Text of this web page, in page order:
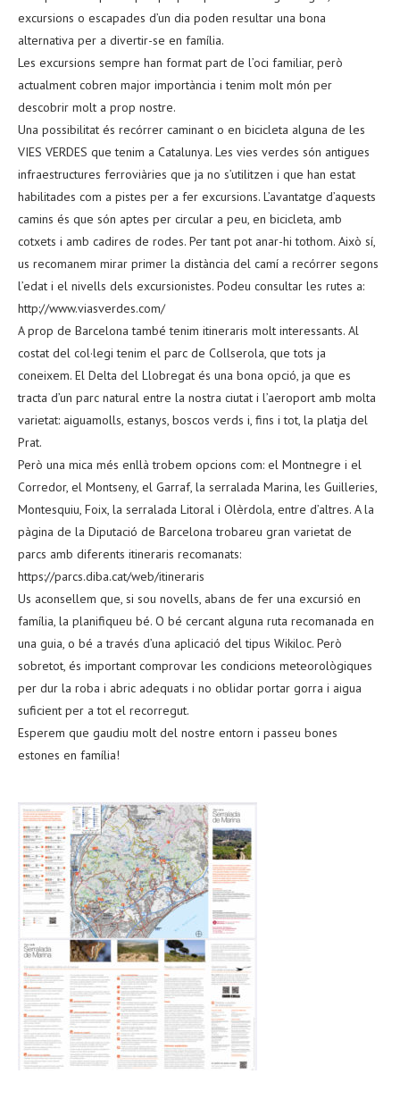
excursions o escapades d’un dia poden resultar una bona
alternativa per a divertir-se en família.
Les excursions sempre han format part de l’oci familiar, però
actualment cobren major importància i tenim molt món per
descobrir molt a prop nostre.
Una possibilitat és recórrer caminant o en bicicleta alguna de les
VIES VERDES que tenim a Catalunya. Les vies verdes són antigues
infraestructures ferroviàries que ja no s’utilitzen i que han estat
habilitades com a pistes per a fer excursions. L’avantatge d’aquests
camins és que són aptes per circular a peu, en bicicleta, amb
cotxets i amb cadires de rodes. Per tant pot anar-hi tothom. Això sí,
us recomanem mirar primer la distància del camí a recórrer segons
l’edat i el nivells dels excursionistes. Podeu consultar les rutes a:
http://www.viasverdes.com/
A prop de Barcelona també tenim itineraris molt interessants. Al
costat del col·legi tenim el parc de Collserola, que tots ja
coneixem. El Delta del Llobregat és una bona opció, ja que es
tracta d’un parc natural entre la nostra ciutat i l’aeroport amb molta
varietat: aiguamolls, estanys, boscos verds i, fins i tot, la platja del
Prat.
Però una mica més enllà trobem opcions com: el Montnegre i el
Corredor, el Montseny, el Garraf, la serralada Marina, les Guilleries,
Montesquiu, Foix, la serralada Litoral i Olèrdola, entre d’altres. A la
pàgina de la Diputació de Barcelona trobareu gran varietat de
parcs amb diferents itineraris recomanats:
https://parcs.diba.cat/web/itineraris
Us aconsellem que, si sou novells, abans de fer una excursió en
família, la planifiqueu bé. O bé cercant alguna ruta recomanada en
una guia, o bé a través d’una aplicació del tipus Wikiloc. Però
sobretot, és important comprovar les condicions meteorològiques
per dur la roba i abric adequats i no oblidar portar gorra i aigua
suficient per a tot el recorregut.
Esperem que gaudiu molt del nostre entorn i passeu bones
estones en família!